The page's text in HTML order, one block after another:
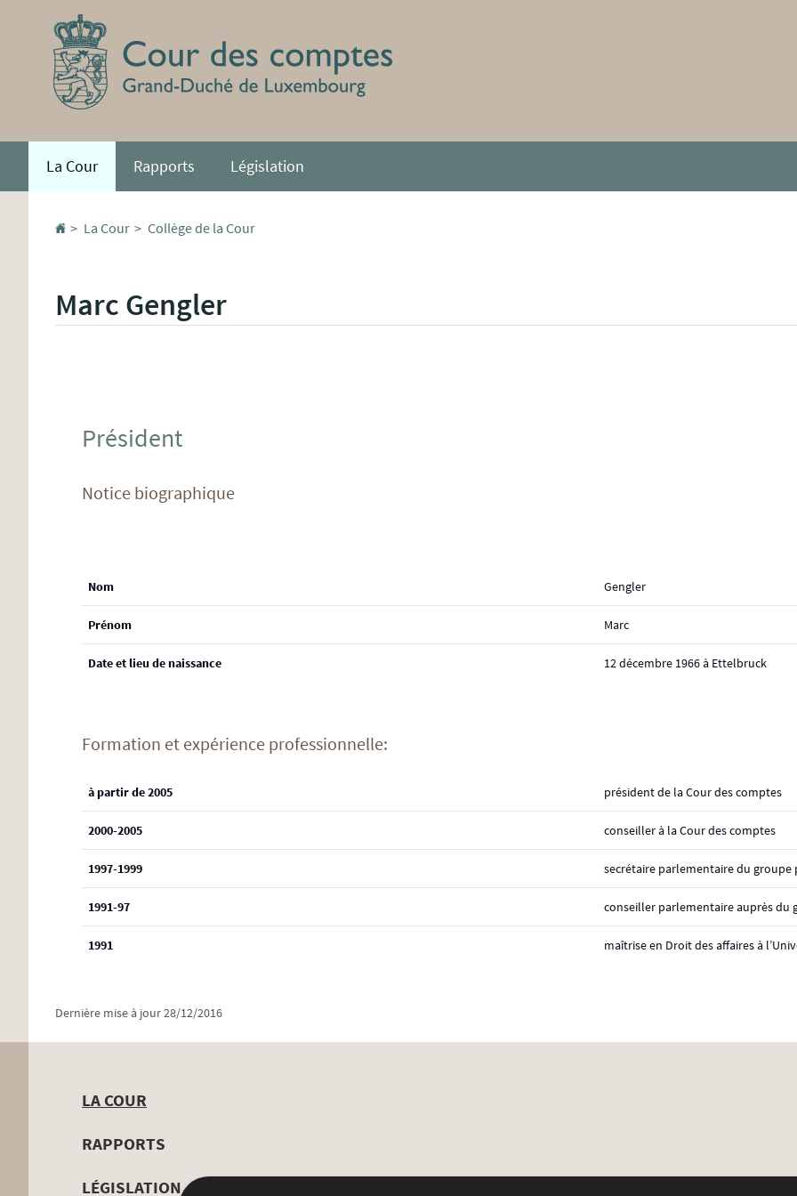
navigation
La Cour Rapports Législation
Accueil
La Cour Collège de la Cour
Marc Gengler
Président
Notice biographique
Nom Gengler
Prénom Marc
Date et lieu de naissance 12 décembre 1966 à Ettelbruck
Formation et expérience professionnelle:
à partir de 2005 président de la Cour des comptes
2000-2005 conseiller à la Cour des comptes
1997-1999 secrétaire parlementaire du groupe
1991-97 conseiller parlementaire auprès du
1991 maîtrise en Droit des affaires à
Dernière mise à jour28/12/2016
Menu
LA COUR
RAPPORTS
LÉGISLATION